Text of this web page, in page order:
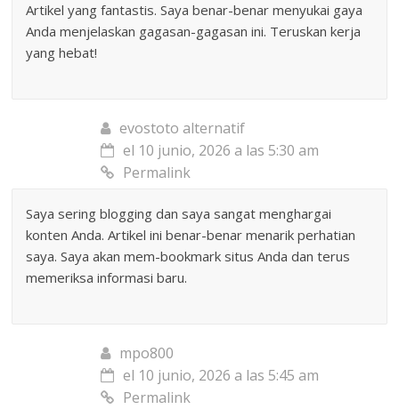
Artikel yang fantastis. Saya benar-benar menyukai gaya
Anda menjelaskan gagasan-gagasan ini. Teruskan kerja
yang hebat!
evostoto alternatif
el 10 junio, 2026 a las 5:30 am
Permalink
Saya sering blogging dan saya sangat menghargai
konten Anda. Artikel ini benar-benar menarik perhatian
saya. Saya akan mem-bookmark situs Anda dan terus
memeriksa informasi baru.
mpo800
el 10 junio, 2026 a las 5:45 am
Permalink